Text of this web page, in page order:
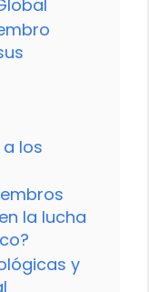
los
la lucha
y